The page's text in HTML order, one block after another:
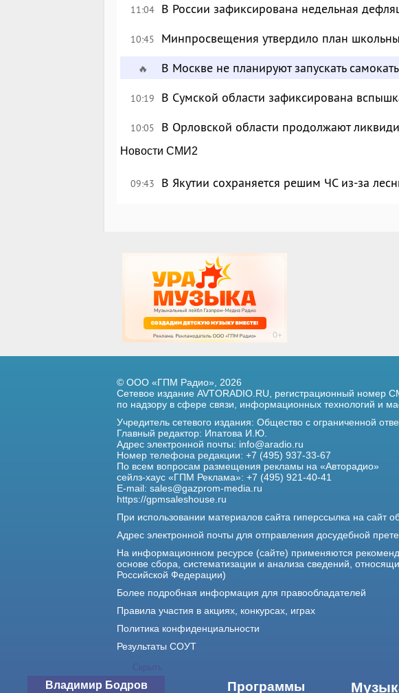
11:04 В России зафиксирована недельная
10:45 Минпросвещения утвердило план
🔥 В Москве не планируют запускать
10:19 В Сумской области зафиксирована
10:05 В Орловской области продолжают
Новости СМИ2
09:43 В Якутии сохраняется решим ЧС из-за
Скрыть
Владимир Бодров
© ООО «ГПМ Радио», 2026
Сетевое издание AVTORADIO.RU, регистрационный номер
по надзору в сфере связи, информационных технологий и
Учредитель сетевого издания: Общество с ограниченной
Главный редактор: Ипатова И.Ю.
Адрес электронной почты: info@aradio.ru
Номер телефона редакции: +7 (495) 937-33-67
По всем вопросам размещения рекламы на «Авторадио»
сейлз-хаус «ГПМ Реклама»: +7 (495) 921-40-41
E-mail: sales@gazprom-media.ru
https://gpmsaleshouse.ru
При использовании материалов сайта гиперссылка на сайт
Адрес электронной почты для отправления досудебной
На информационном ресурсе (сайте) применяются
основе сбора, систематизации и анализа сведений,
Российской Федерации)
Более подробная информация для правообладателей
Правила участия в акциях, конкурсах, играх
Политика конфиденциальности
Результаты СОУТ
О нас Программы